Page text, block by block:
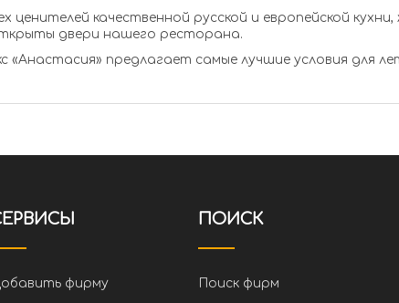
ценителей качественной русской и европейской
двери нашего ресторана.
«Анастасия» предлагает самые лучшие условия для
фирму
ПОИСК
Поиск фирм